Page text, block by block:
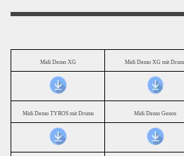
Midi Demo XG Midi Demo XG mit
Midi Demo TYROS mit Drums Midi Demo Genos